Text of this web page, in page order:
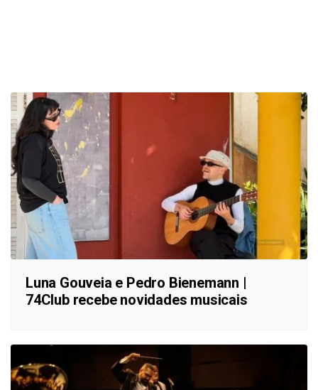
Luna Gouveia e Pedro Bienemann |
74Club recebe novidades musicais